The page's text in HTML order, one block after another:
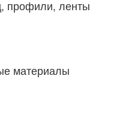
профили, ленты
материалы